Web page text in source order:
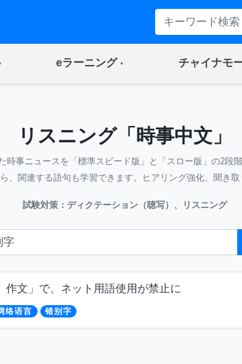
eラーニング(current) チャイナモ
リスニング「時事中文」
時事ニュースを「標準スピード版」と「スロー版」の2段
、関連する語句も学習できます。ヒアリング強化、聞き
試験対策：ディクテーション（聴写）、リスニング
作文」で、ネット用語使用が禁止に
络语言 错别字